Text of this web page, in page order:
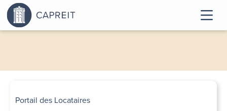
Portail des Locataires